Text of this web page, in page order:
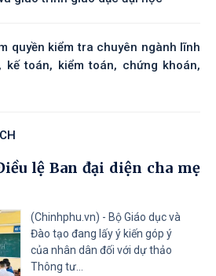
quyền kiểm tra chuyên ngành lĩnh
kế toán, kiểm toán, chứng khoán,
lệ Ban đại diện cha mẹ
(Chinhphu.vn) - Bộ Giáo dục và
Đào tạo đang lấy ý kiến góp ý
của nhân dân đối với dự thảo
Thông tư...